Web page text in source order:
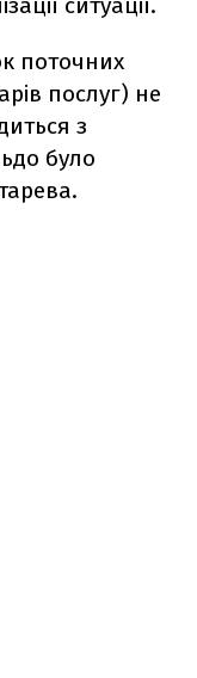
поточних
послуг) не
з
було